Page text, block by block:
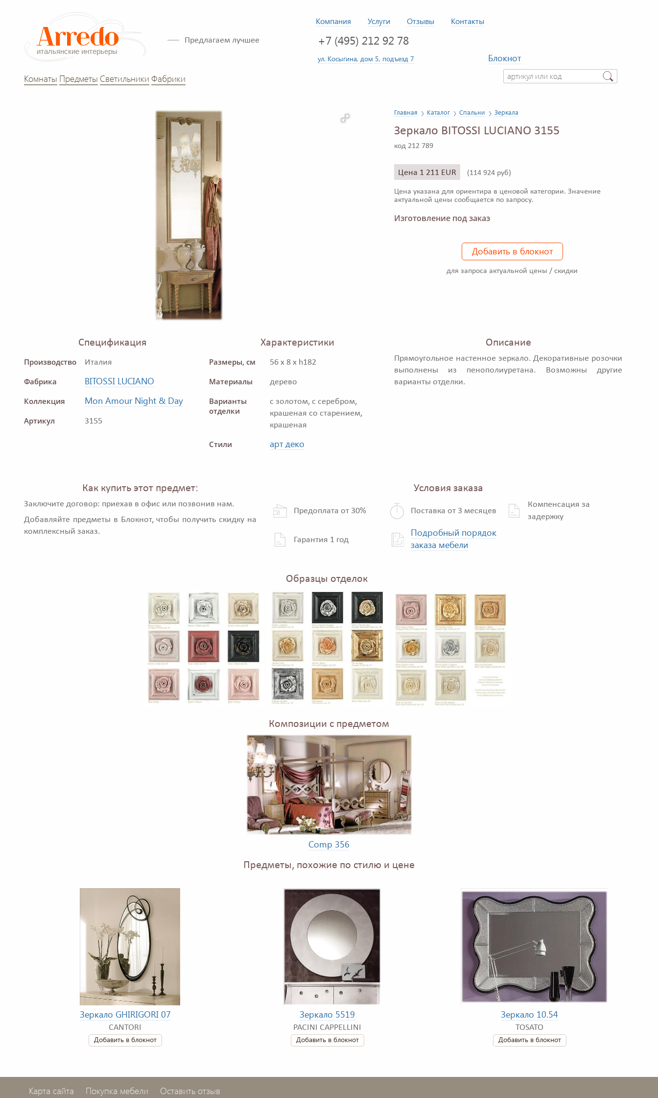
Компания Услуги Отзывы Контакты
Предлагаем лучшее +7 (495) 212 92 78
ул. Косыгина, дом 5, подъезд 7
Блокнот
Комнаты Предметы Светильники Фабрики
Главная Каталог Спальни Зеркала
Зеркало BITOSSI LUCIANO 3155
код 212 789
Цена 1 211 EUR (114 924 руб)
Цена указана для ориентира в ценовой категории. Значение
актуальной цены сообщается по запросу.
Изготовление под заказ
Добавить в блокнот
для запроса актуальной цены / скидки
Спецификация
Производство Италия
Фабрика BITOSSI LUCIANO
Коллекция Mon Amour Night & Day
Артикул 3155
Характеристики
Размеры, см 56 x 8 x h182
Материалы дерево
Варианты
отделки
с золотом, с серебром,
крашеная со старением,
крашеная
Стили арт деко
Описание
Прямоугольное настенное зеркало. Декоративные розочки
выполнены из пенополиуретана. Возможны другие
варианты отделки.
Как купить этот предмет:
Заключите договор: приехав в офис или позвонив нам.
Добавляйте предметы в Блокнот, чтобы получить скидку на
комплексный заказ.
Условия заказа
Предоплата от 30% Поставка от 3 месяцев
Компенсация за
задержку
Гарантия 1 год
Подробный порядок
заказа мебели
Образцы отделок
Композиции с предметом
Comp 356
Предметы, похожие по стилю и цене
Зеркало GHIRIGORI 07
CANTORI
Добавить в блокнот
Зеркало 5519
PACINI CAPPELLINI
Добавить в блокнот
Зеркало 10.54
TOSATO
Добавить в блокнот
Карта сайта Покупка мебели Оставить отзыв